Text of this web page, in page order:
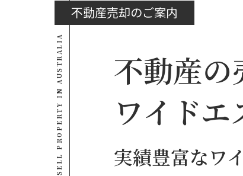
不動産売却のご案内
SELL PROPERTY IN AUSTRALIA
不動産
ワイドエ
実績豊富なワ